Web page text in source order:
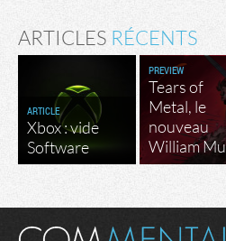
ARTICLES RÉCENTS
ARTICLE
Xbox : vide
Software
PREVIEW
Tears of
Metal, le
nouveau
William
Masquer les